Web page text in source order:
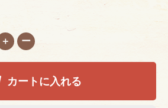
＋ ー
カートに入れる